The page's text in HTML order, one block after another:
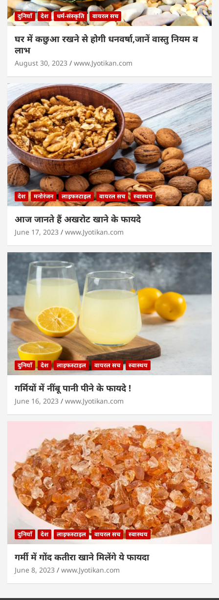
दुनियाँ देश धर्म-संस्कृति वायरल सच
घर में कछुआ रखने से होगी धनवर्षा,जानें वास्तु नियम व
लाभ
August 30, 2023 www.Jyotikan.com
देश मनोरंजन लाइफस्टाइल वायरल सच स्वास्थय
आज जानते हैं अखरोट खाने के फायदे
June 17, 2023 www.Jyotikan.com
दुनियाँ देश लाइफस्टाइल वायरल सच स्वास्थय
गर्मियों में नींबू पानी पीने के फायदे !
June 16, 2023 www.Jyotikan.com
दुनियाँ देश लाइफस्टाइल वायरल सच स्वास्थय
गर्मी में गोंद कतीरा खाने मिलेंगे ये फायदा
June 8, 2023 www.Jyotikan.com